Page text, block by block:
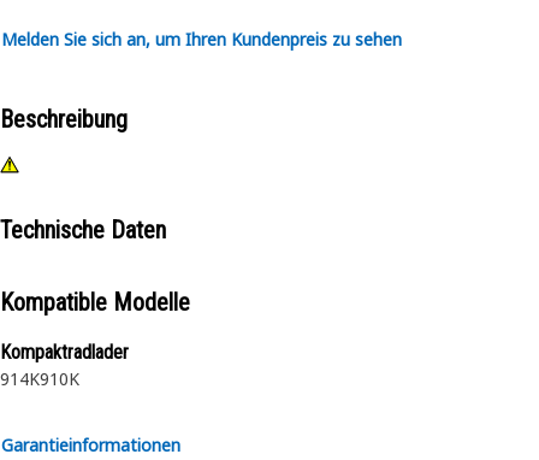
Melden Sie sich an, um Ihren Kundenpreis zu sehen
Beschreibung
Technische Daten
Kompatible Modelle
Kompaktradlader
914K910K
Garantieinformationen